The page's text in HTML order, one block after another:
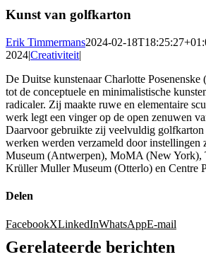
Kunst van golfkarton
Erik Timmermans2024-02-
2024|Creativiteit|
De Duitse kunstenaar Charlotte
tot de conceptuele en minimalistische
radicaler. Zij maakte ruwe en elementaire
werk legt een vinger op de open zenuwen
Daarvoor gebruikte zij veelvuldig golfkarton
werken werden verzameld door instellingen
Museum (Antwerpen), MoMA (New York),
Krüller Muller Museum (Otterlo) en Centre
Delen
FacebookXLinkedInWhatsAppE-mail
Gerelateerde berichten